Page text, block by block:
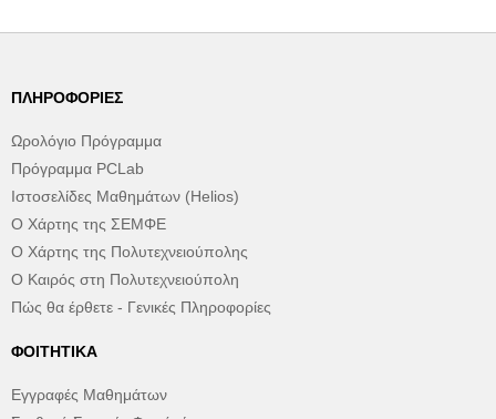
ΠΛΗΡΟΦΟΡΊΕΣ
Ωρολόγιο Πρόγραμμα
Πρόγραμμα PCLab
Ιστοσελίδες Μαθημάτων (Helios)
Ο Χάρτης της ΣΕΜΦΕ
Ο Χάρτης της Πολυτεχνειούπολης
Ο Καιρός στη Πολυτεχνειούπολη
Πώς θα έρθετε - Γενικές Πληροφορίες
ΦΟΙΤΗΤΙΚΆ
Εγγραφές Μαθημάτων